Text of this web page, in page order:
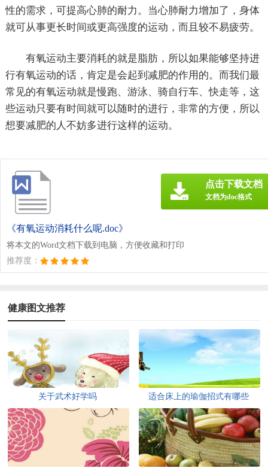
性的需求，可提高心肺的耐力。当心肺耐力增加了，身体
就可从事更长时间或更高强度的运动，而且较不易疲劳。
有氧运动主要消耗的就是脂肪，所以如果能够坚持进
行有氧运动的话，肯定是会起到减肥的作用的。而我们最
常见的有氧运动就是慢跑、游泳、骑自行车、快走等，这
些运动只要有时间就可以随时的进行，非常的方便，所以
想要减肥的人不妨多进行这样的运动。
《有氧运动消耗什么呢.doc》
将本文的Word文档下载到电脑，方便收藏和打印
推荐度：
点击下载文档
文档为doc格式
健康图文推荐
关于武术好学吗 适合床上的瑜伽招式有哪些